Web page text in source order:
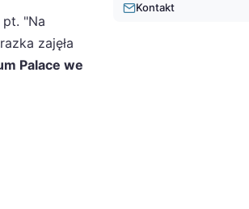
pt. "Na
zajęła
Palace we
Kontakt